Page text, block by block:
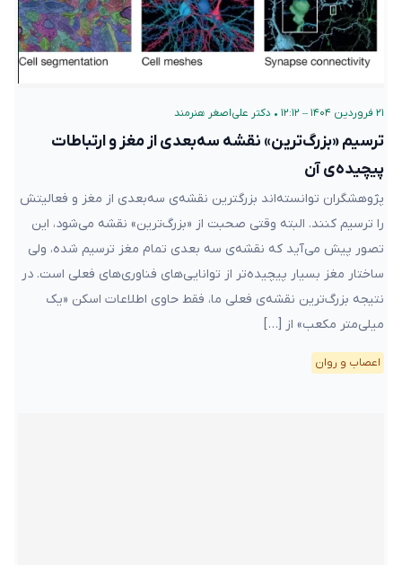
۲۱ فروردین ۱۴۰۴ – ۱۲:۱۲ • دکتر علی‌اصغر هنرمند
ترسیم «بزرگ‌ترین» نقشه سه‌بعدی از مغز و ارتباطات
پیچیده‌ی آن
پژوهشگران توانسته‌اند بزرگترین نقشه‌ی سه‌بعدی از مغز و فعالیتش
را ترسیم کنند. البته وقتی صحبت از «بزرگ‌ترین» نقشه می‌شود، این
تصور پیش‌ می‌آید که نقشه‌ی سه بعدی تمام مغز ترسیم شده، ولی
ساختار مغز بسیار پیچیده‌تر از توانایی‌های فناوری‌‌های فعلی است. در
نتیجه‌ بزرگ‌ترین نقشه‌ی فعلی ما، فقط حاوی اطلاعات اسکن «یک
میلی‌متر مکعب» از […]
اعصاب و روان